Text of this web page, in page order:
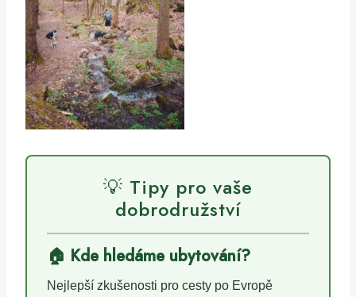
💡 Tipy pro vaše
dobrodružství
🏠 Kde hledáme ubytování?
Nejlepší zkušenosti pro cesty po Evropě